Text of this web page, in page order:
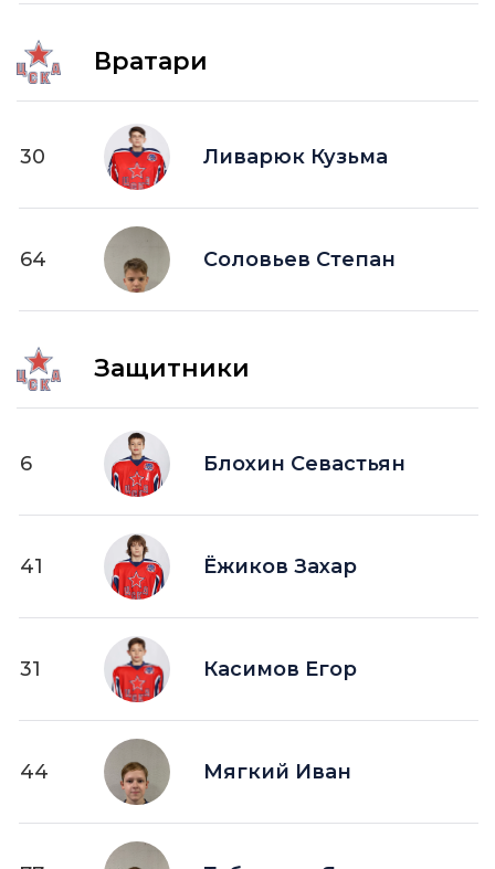
игрока на площадке
-2 —
игроков на площад
шайба забитая в большинстве на одного
игрока на площадке
+2 — шайба забитая в большинстве на двух
ПВ — шайба забитая в пустые ворота
Вратари
30 Ливарюк Кузьма
64 Соловьев Степан
Защитники
6 Блохин Севастьян
41 Ёжиков Захар
31 Касимов Егор
44 Мягкий Иван